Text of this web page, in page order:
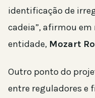
identificação de
cadeia”, afirmou
entidade, Mozart
Outro ponto do
entre reguladores e